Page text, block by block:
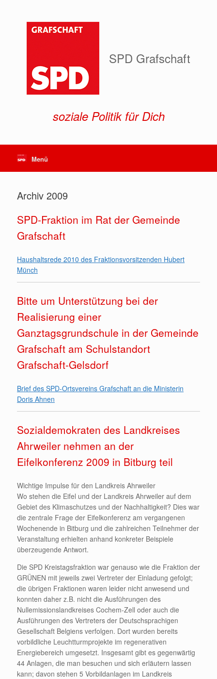
SPD Grafschaft
soziale Politik für Dich
Menü
Archiv 2009
SPD-Fraktion im Rat der Gemeinde
Grafschaft
Haushaltsrede 2010 des Fraktionsvorsitzenden Hubert
Münch
Bitte um Unterstützung bei der
Realisierung einer
Ganztagsgrundschule in der Gemeinde
Grafschaft am Schulstandort
Grafschaft-Gelsdorf
Brief des SPD-Ortsvereins Grafschaft an die Ministerin
Doris Ahnen
Sozialdemokraten des Landkreises
Ahrweiler nehmen an der
Eifelkonferenz 2009 in Bitburg teil
Wichtige Impulse für den Landkreis Ahrweiler
Wo stehen die Eifel und der Landkreis Ahrweiler auf dem
Gebiet des Klimaschutzes und der Nachhaltigkeit? Dies war
die zentrale Frage der Eifelkonferenz am vergangenen
Wochenende in Bitburg und die zahlreichen Teilnehmer der
Veranstaltung erhielten anhand konkreter Beispiele
überzeugende Antwort.
Die SPD Kreistagsfraktion war genauso wie die Fraktion der
GRÜNEN mit jeweils zwei Vertreter der Einladung gefolgt;
die übrigen Fraktionen waren leider nicht anwesend und
konnten daher z.B. nicht die Ausführungen des
Nullemissionslandkreises Cochem-Zell oder auch die
Ausführungen des Vertreters der Deutschsprachigen
Gesellschaft Belgiens verfolgen. Dort wurden bereits
vorbildliche Leuchtturmprojekte im regenerativen
Energiebereich umgesetzt. Insgesamt gibt es gegenwärtig
44 Anlagen, die man besuchen und sich erläutern lassen
kann; davon stehen 5 Vorbildanlagen im Landkreis